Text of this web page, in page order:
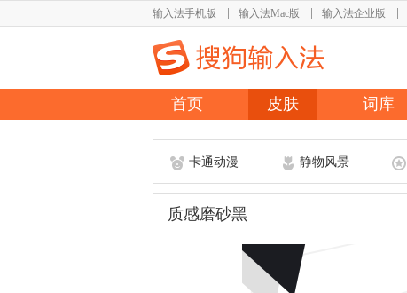
输入法手机版 输入法Mac版 输入法企业版
首页 皮肤 词库
卡通动漫 静物风景
质感磨砂黑